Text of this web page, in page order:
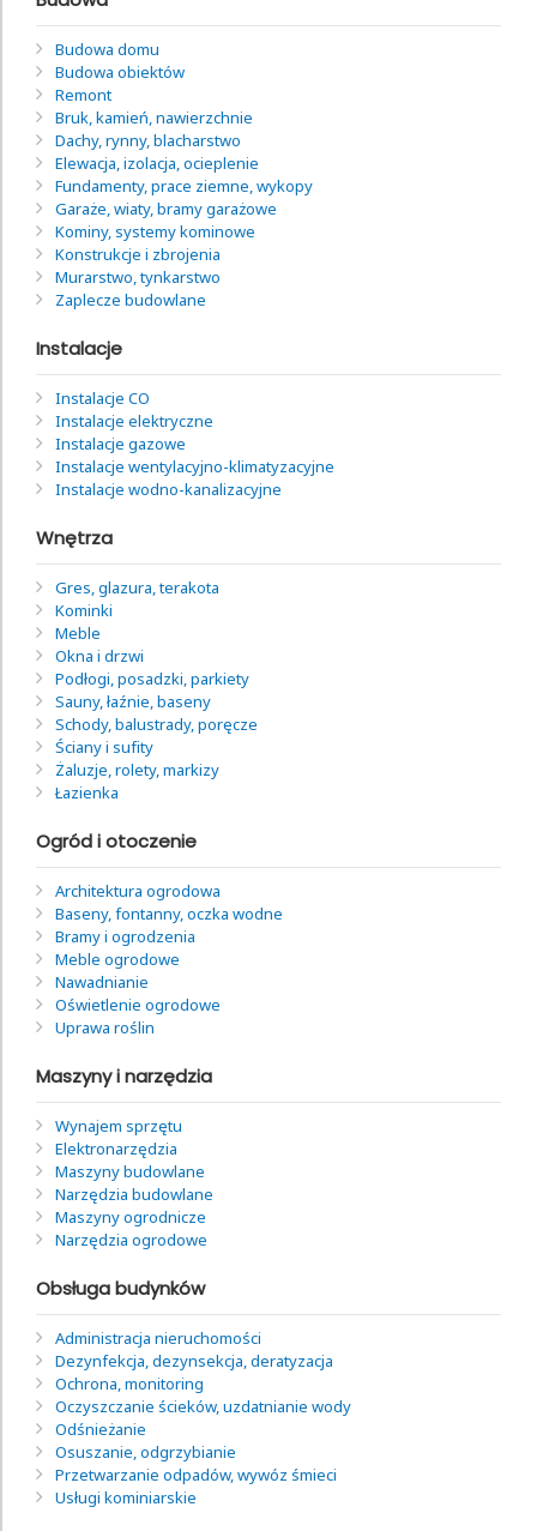
Budowa domu
Budowa obiektów
Remont
Bruk, kamień, nawierzchnie
Dachy, rynny, blacharstwo
Elewacja, izolacja, ocieplenie
Fundamenty, prace ziemne, wykopy
Garaże, wiaty, bramy garażowe
Kominy, systemy kominowe
Konstrukcje i zbrojenia
Murarstwo, tynkarstwo
Zaplecze budowlane
Instalacje
Instalacje CO
Instalacje elektryczne
Instalacje gazowe
Instalacje wentylacyjno-klimatyzacyjne
Instalacje wodno-kanalizacyjne
Wnętrza
Gres, glazura, terakota
Kominki
Meble
Okna i drzwi
Podłogi, posadzki, parkiety
Sauny, łaźnie, baseny
Schody, balustrady, poręcze
Ściany i sufity
Żaluzje, rolety, markizy
Łazienka
Ogród i otoczenie
Architektura ogrodowa
Baseny, fontanny, oczka wodne
Bramy i ogrodzenia
Meble ogrodowe
Nawadnianie
Oświetlenie ogrodowe
Uprawa roślin
Maszyny i narzędzia
Wynajem sprzętu
Elektronarzędzia
Maszyny budowlane
Narzędzia budowlane
Maszyny ogrodnicze
Narzędzia ogrodowe
Obsługa budynków
Administracja nieruchomości
Dezynfekcja, dezynsekcja, deratyzacja
Ochrona, monitoring
Oczyszczanie ścieków, uzdatnianie wody
Odśnieżanie
Osuszanie, odgrzybianie
Przetwarzanie odpadów, wywóz śmieci
Usługi kominiarskie